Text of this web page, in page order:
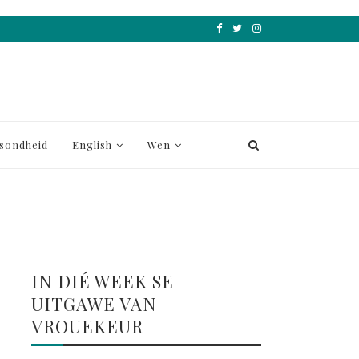
English Wen
IN DIÉ WEEK SE
UITGAWE VAN
VROUEKEUR